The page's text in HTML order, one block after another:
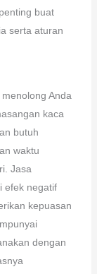
buat
serta aturan
Anda
kaca
butuh
waktu
Jasa
efek negatif
kepuasan
dengan